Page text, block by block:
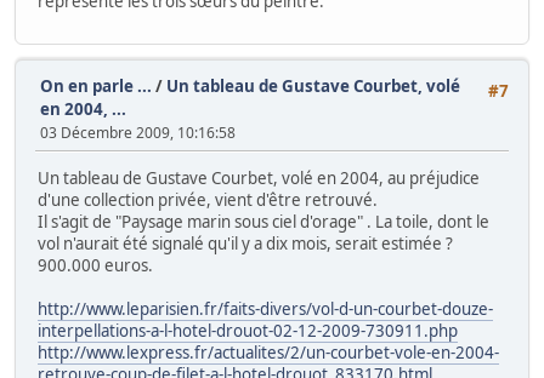
#7
On en parle ... / Un tableau de Gustave Courbet, volé
en 2004, ...
03 Décembre 2009, 10:16:58
Un tableau de Gustave Courbet, volé en 2004, au préjudice
d'une collection privée, vient d'être retrouvé.
Il s'agit de "Paysage marin sous ciel d'orage" . La toile, dont le
vol n'aurait été signalé qu'il y a dix mois, serait estimée ?
900.000 euros.
http://www.leparisien.fr/faits-divers/vol-d-un-courbet-douze-
interpellations-a-l-hotel-drouot-02-12-2009-730911.php
http://www.lexpress.fr/actualites/2/un-courbet-vole-en-2004-